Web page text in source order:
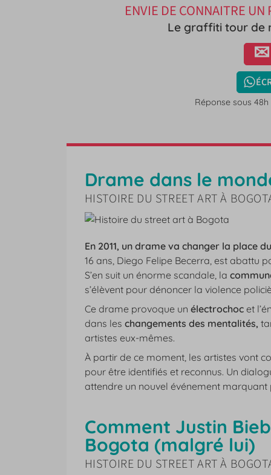
ENVIE DE CONNAITRE UN
Le graffiti tour de
Réponse sous
Drame dans le
HISTOIRE DU STREET ART À
En 2011, un drame va changer la place
16 ans, Diego Felipe Becerra, est abattu
S’en suit un énorme scandale, la
s’élèvent pour dénoncer la violence
Ce drame provoque un électrochocet
dans les changements des mentalités,
artistes eux-mêmes.
À partir de ce moment, les artistes vont
pour être identifiés et reconnus. Un
attendre un nouvel événement
Comment Justin
Bogota (malgré lui)
HISTOIRE DU STREET ART À